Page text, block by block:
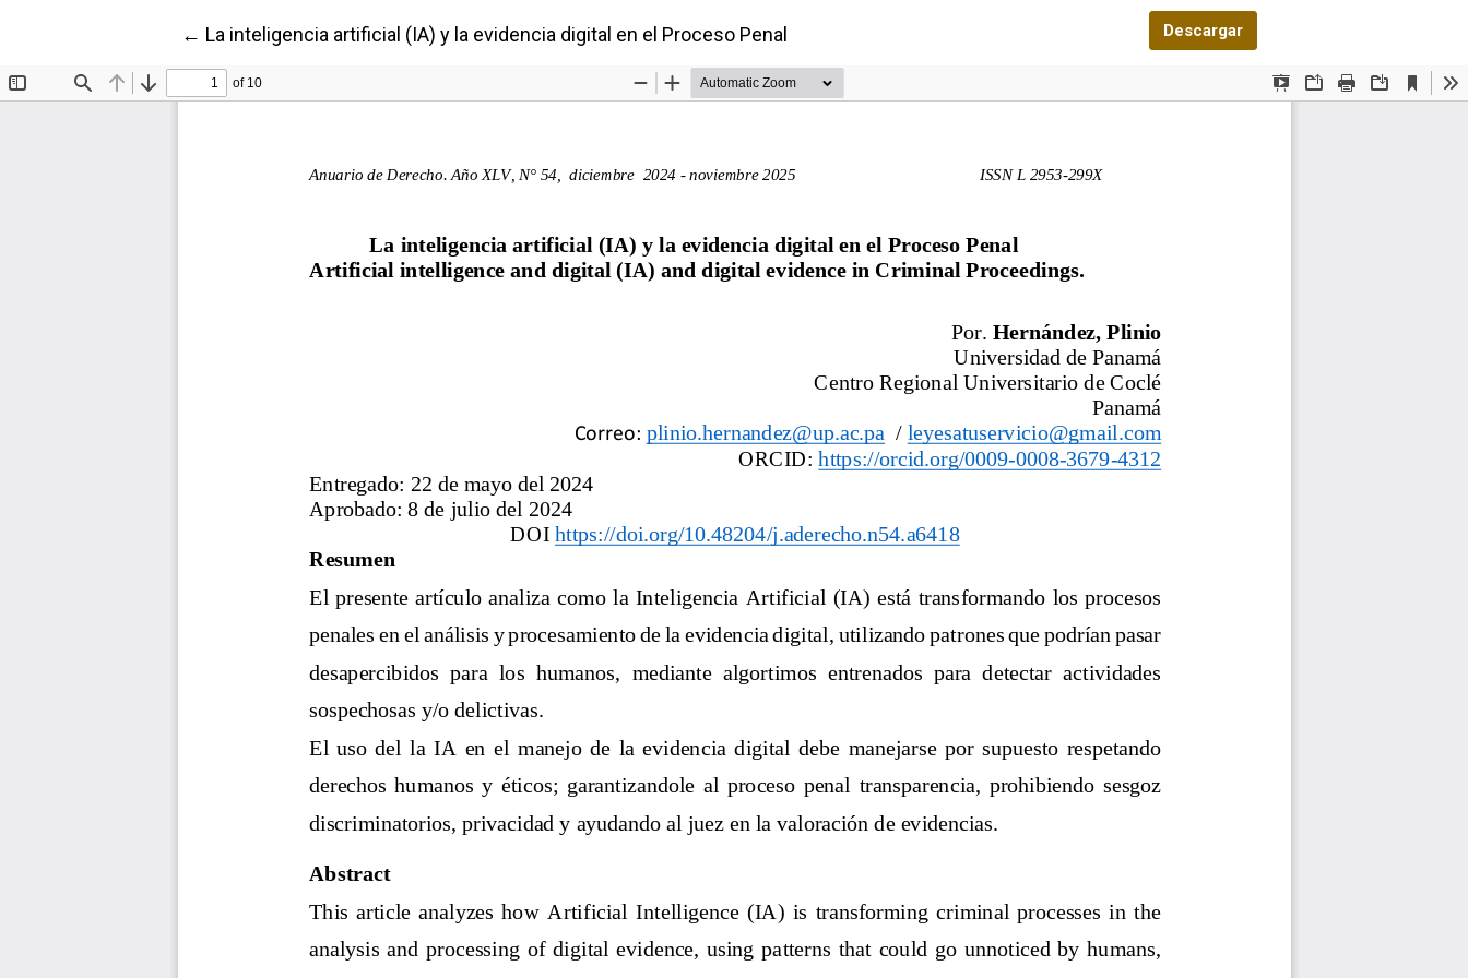
← Volver a los detalles del artículo
La inteligencia artificial (IA) y la evidencia digital en el Proceso Penal DescargarDescargar PDF